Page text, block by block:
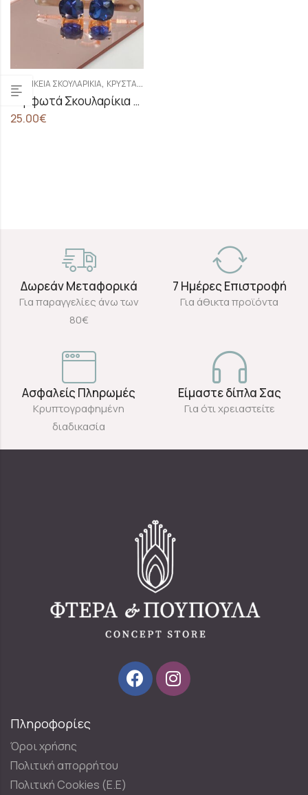
ΓΥΝΑΙΚΕΊΑ ΣΚΟΥΛΑΡΊΚΙΑ, ΚΡΥΣΤΆΛΛΙΝΑ ΣΚΟΥΛΑΡΊΚΙΑ
Καρφωτά Σκουλαρίκια Με Μπλε – Royal Κρύσταλλα Swarovski
25.00€
Δωρεάν Μεταφορικά
Για παραγγελίες άνω των
80€
7 Ημέρες Επιστροφή
Για άθικτα προϊόντα
Ασφαλείς Πληρωμές
Κρυπτογραφημένη
διαδικασία
Είμαστε δίπλα Σας
Για ότι χρειαστείτε
Πληροφορίες
Όροι χρήσης
Πολιτική απορρήτου
Πολιτική Cookies (E.E)